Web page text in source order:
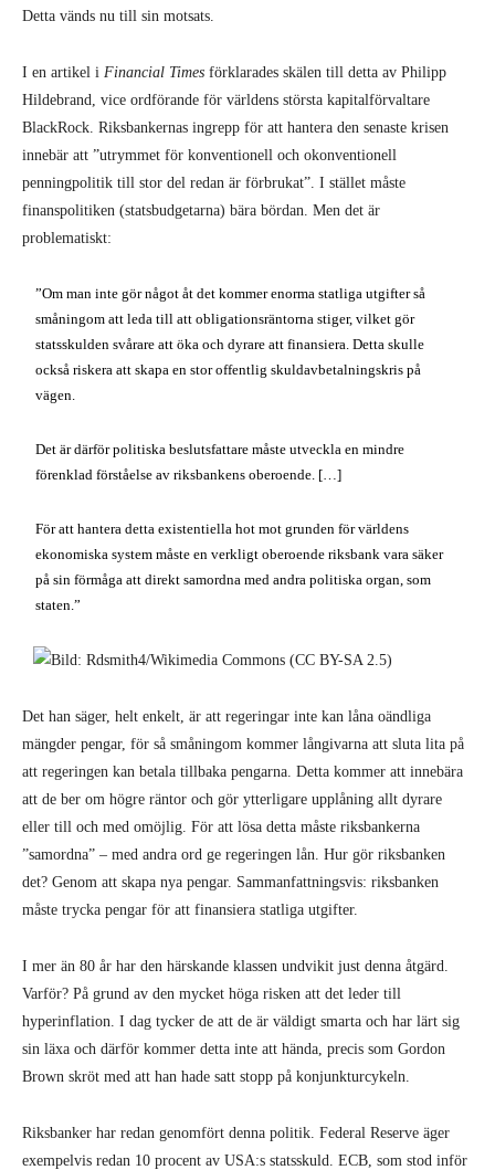
Detta vänds nu till sin motsats.
I en artikel i Financial Times förklarades skälen till detta av Philipp
Hildebrand, vice ordförande för världens största kapitalförvaltare
BlackRock. Riksbankernas ingrepp för att hantera den senaste krisen
innebär att ”utrymmet för konventionell och okonventionell
penningpolitik till stor del redan är förbrukat”. I stället måste
finanspolitiken (statsbudgetarna) bära bördan. Men det är
problematiskt:
”Om man inte gör något åt det kommer enorma statliga utgifter så
småningom att leda till att obligationsräntorna stiger, vilket gör
statsskulden svårare att öka och dyrare att finansiera. Detta skulle
också riskera att skapa en stor offentlig skuldavbetalningskris på
vägen.
Det är därför politiska beslutsfattare måste utveckla en mindre
förenklad förståelse av riksbankens oberoende. […]
För att hantera detta existentiella hot mot grunden för världens
ekonomiska system måste en verkligt oberoende riksbank vara säker
på sin förmåga att direkt samordna med andra politiska organ, som
staten.”
Det han säger, helt enkelt, är att regeringar inte kan låna oändliga
mängder pengar, för så småningom kommer långivarna att sluta lita på
att regeringen kan betala tillbaka pengarna. Detta kommer att innebära
att de ber om högre räntor och gör ytterligare upplåning allt dyrare
eller till och med omöjlig. För att lösa detta måste riksbankerna
”samordna” – med andra ord ge regeringen lån. Hur gör riksbanken
det? Genom att skapa nya pengar. Sammanfattningsvis: riksbanken
måste trycka pengar för att finansiera statliga utgifter.
I mer än 80 år har den härskande klassen undvikit just denna åtgärd.
Varför? På grund av den mycket höga risken att det leder till
hyperinflation. I dag tycker de att de är väldigt smarta och har lärt sig
sin läxa och därför kommer detta inte att hända, precis som Gordon
Brown skröt med att han hade satt stopp på konjunkturcykeln.
Riksbanker har redan genomfört denna politik. Federal Reserve äger
exempelvis redan 10 procent av USA:s statsskuld. ECB, som stod inför